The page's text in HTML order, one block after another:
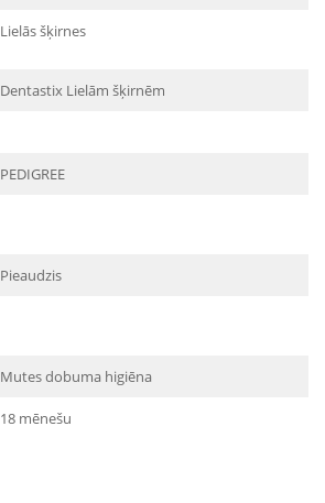
Lielās šķirnes
Dentastix Lielām šķirnēm
PEDIGREE
Pieaudzis
Mutes dobuma higiēna
18 mēnešu